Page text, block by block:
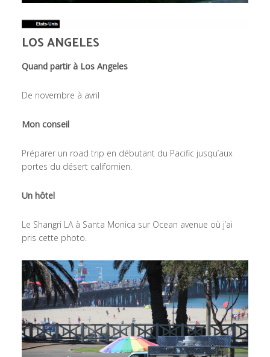
LOS ANGELES
Quand partir à Los Angeles
De novembre à avril
Mon conseil
Préparer un road trip en débutant du Pacific jusqu’aux
portes du désert californien.
Un hôtel
Le Shangri LA à Santa Monica sur Ocean avenue où j’ai
pris cette photo.